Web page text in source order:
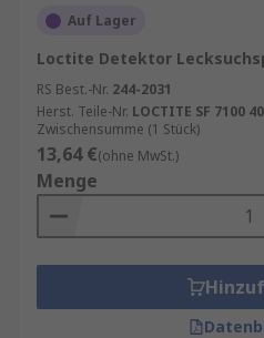
Auf Lager
Loctite Detektor
RS Best.-Nr. 244-2031
Herst. Teile-Nr. LOCTITE SF 7100
Zwischensumme (1 Stück)
13,64 €(ohne MwSt.)
Menge